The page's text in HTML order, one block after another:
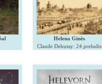
Helena Ginès
Claude Debussy: 24 preludis